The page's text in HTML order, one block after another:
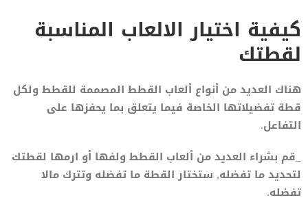
كيفية اختيار الالعاب المناسبة
لقطتك
هناك العديد من أنواع ألعاب القطط المصممة للقطط ولكل
قطة تفضيلاتها الخاصة فيما يتعلق بما يحفزها على
التفاعل.
_قم بشراء العديد من ألعاب القطط ولفها أو ارمها لقطتك
لتحديد ما تفضله, ستختار القطة ما تفضله وتترك مالا
تفضله.